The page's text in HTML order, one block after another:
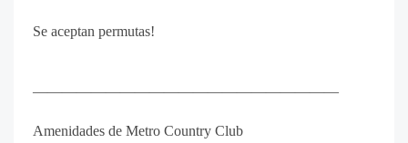
Se aceptan permutas!
—————————————————————
Amenidades de Metro Country Club